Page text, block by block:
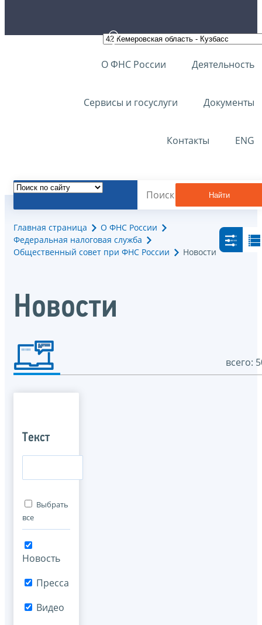
О ФНС России Деятельность
Сервисы и госуслуги Документы
Контакты ENG
Найти
Главная страница
О ФНС России
Федеральная налоговая служба
Общественный совет при ФНС России
Новости
Новости
всего:
Текст
Выбрать
все
Новость
Пресса
Видео